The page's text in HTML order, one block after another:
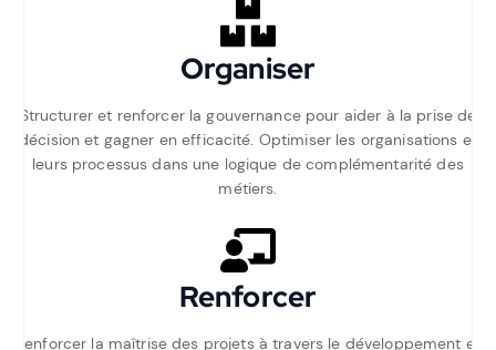
Organiser
Structurer et renforcer la gouvernance pour aider à la prise de
décision et gagner en efficacité. Optimiser les organisations et
leurs processus dans une logique de complémentarité des
métiers.
Renforcer
Renforcer la maîtrise des projets à travers le développement et